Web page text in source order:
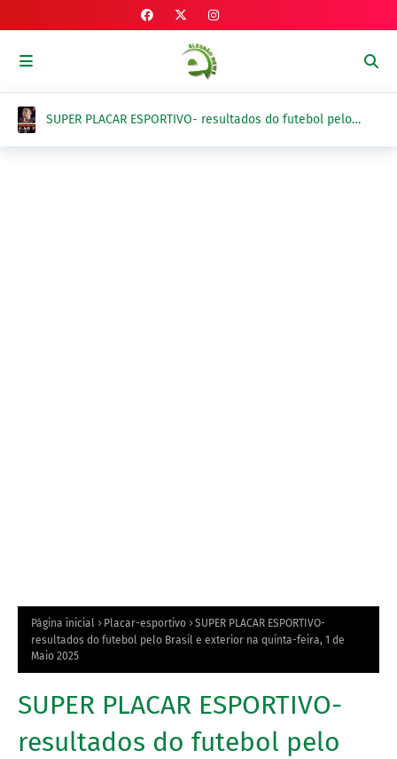
SUPER PLACAR ESPORTIVO- resultados do futebol pelo
Página inicial Placar-esportivo
SUPER PLACAR ESPORTIVO-
resultados do futebol pelo Brasil e exterior na quinta-feira, 1 de
Maio 2025
SUPER PLACAR ESPORTIVO-
resultados do futebol pelo